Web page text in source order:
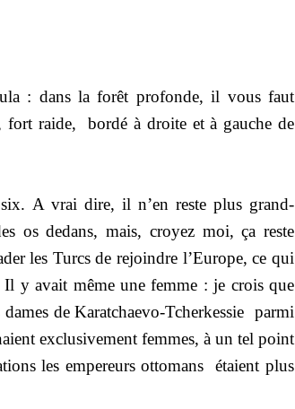
: dans la forêt profonde, il vous faut
fort raide,
bordé à droite et à gauche de
A vrai dire, il n’en reste plus grand-
os dedans, mais, croyez moi, ça reste
les Turcs de rejoindre l’Europe, ce qui
y avait même une femme : je crois que
de Karatchaevo-Tcherkessie parmi
exclusivement femmes, à un tel point
les empereurs ottomans
étaient plus